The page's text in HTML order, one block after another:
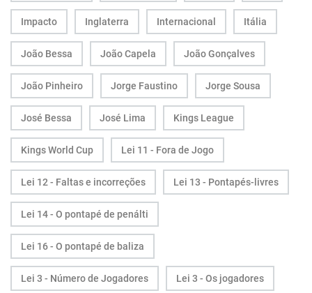
Impacto Inglaterra Internacional Itália
João Bessa João Capela João Gonçalves
João Pinheiro Jorge Faustino Jorge Sousa
José Bessa José Lima Kings League
Kings World Cup Lei 11 - Fora de Jogo
Lei 12 - Faltas e incorreções Lei 13 - Pontapés-livres
Lei 14 - O pontapé de penálti
Lei 16 - O pontapé de baliza
Lei 3 - Número de Jogadores Lei 3 - Os jogadores